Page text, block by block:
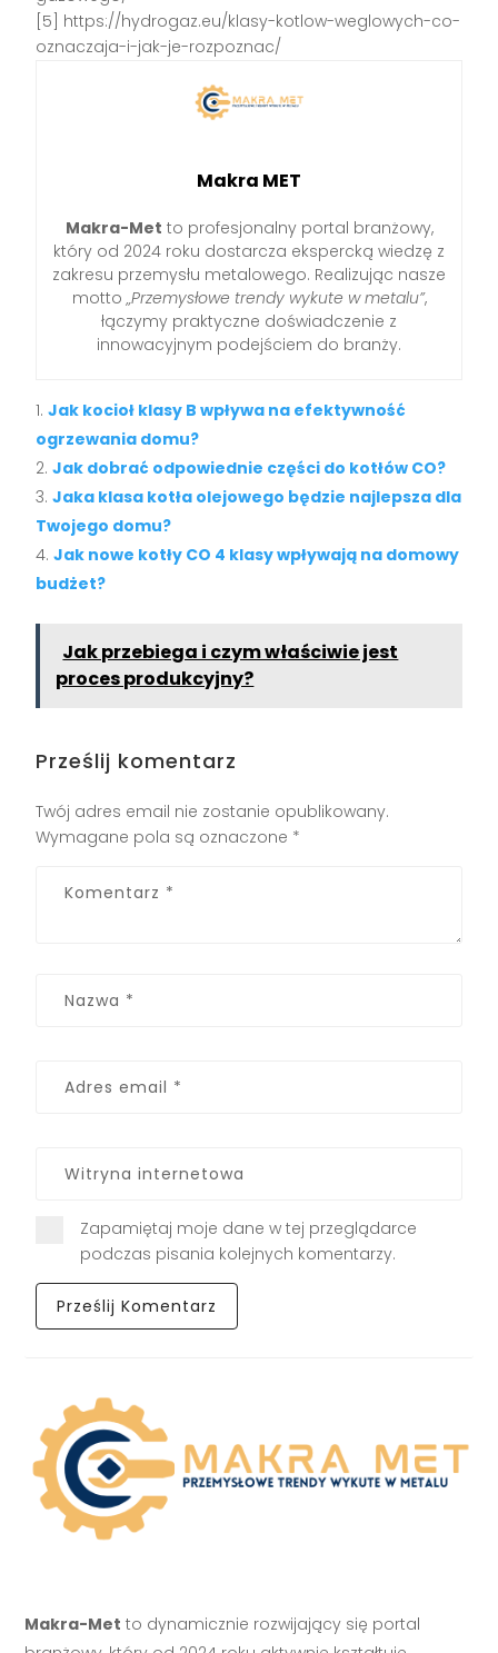
[5] https://hydrogaz.eu/klasy-kotlow-weglowych-co-
oznaczaja-i-jak-je-rozpoznac/
Makra MET
Makra-Met to profesjonalny portal branżowy,
który od 2024 roku dostarcza ekspercką wiedzę z
zakresu przemysłu metalowego. Realizując nasze
motto„Przemysłowe trendy wykute w metalu”,
łączymy praktyczne doświadczenie z
innowacyjnym podejściem do branży.
Jak kocioł klasy B wpływa na efektywność
ogrzewania domu?
Jak dobrać odpowiednie części do kotłów CO?
Jaka klasa kotła olejowego będzie najlepsza dla
Twojego domu?
Jak nowe kotły CO 4 klasy wpływają na domowy
budżet?
Jak przebiega i czym właściwie jest
proces produkcyjny?
Prześlij komentarz
Twój adres email nie zostanie opublikowany.
Wymagane pola są oznaczone *
Zapamiętaj moje dane w tej przeglądarce
podczas pisania kolejnych komentarzy.
Makra-Met to dynamicznie rozwijający się portal